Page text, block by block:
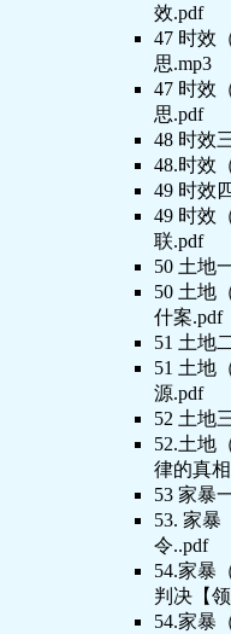
效.pdf
47 时效
思.mp3
47 时效
思.pdf
48 时效
48.时效
49 时效
49 时效
联.pdf
50 土地
50 土地
什案.pdf
51 土地
51 土地
源.pdf
52 土地
52.土地
律的真
53 家暴
53. 家暴
令..pdf
54.家暴
判决【
54.家暴